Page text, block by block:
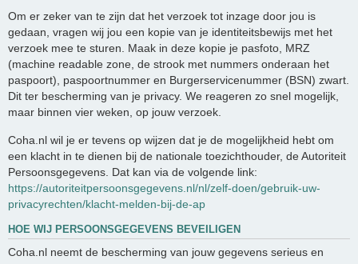
Om er zeker van te zijn dat het verzoek tot inzage door jou is
gedaan, vragen wij jou een kopie van je identiteitsbewijs met het
verzoek mee te sturen. Maak in deze kopie je pasfoto, MRZ
(machine readable zone, de strook met nummers onderaan het
paspoort), paspoortnummer en Burgerservicenummer (BSN) zwart.
Dit ter bescherming van je privacy. We reageren zo snel mogelijk,
maar binnen vier weken, op jouw verzoek.
Coha.nl wil je er tevens op wijzen dat je de mogelijkheid hebt om
een klacht in te dienen bij de nationale toezichthouder, de Autoriteit
Persoonsgegevens. Dat kan via de volgende link:
https://autoriteitpersoonsgegevens.nl/nl/zelf-doen/gebruik-uw-
privacyrechten/klacht-melden-bij-de-ap
HOE WIJ PERSOONSGEGEVENS BEVEILIGEN
Coha.nl neemt de bescherming van jouw gegevens serieus en